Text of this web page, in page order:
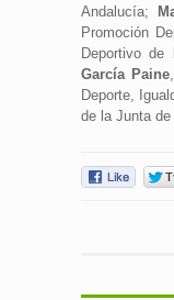
Andalucía;
Promoción
Deportivo
García Paine
Deporte,
de la Junta de